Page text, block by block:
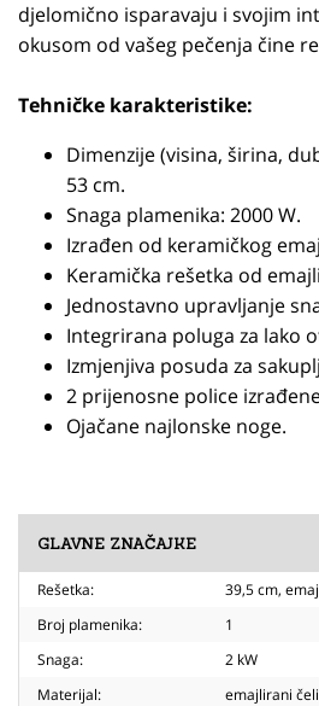
djelomično isparavaju i svojim
okusom od vašeg pečenja čine
Tehničke karakteristike:
Dimenzije (visina, širina,
53 cm.
Snaga plamenika: 2000 W.
Izrađen od keramičkog
Keramička rešetka od
Jednostavno upravljanje
Integrirana poluga za lako
Izmjenjiva posuda za
2 prijenosne police
Ojačane najlonske noge.
GLAVNE ZNAČAJKE
Rešetka:
39,5 cm,
Broj plamenika:
1
Snaga:
2 kW
Materijal:
emajlirani